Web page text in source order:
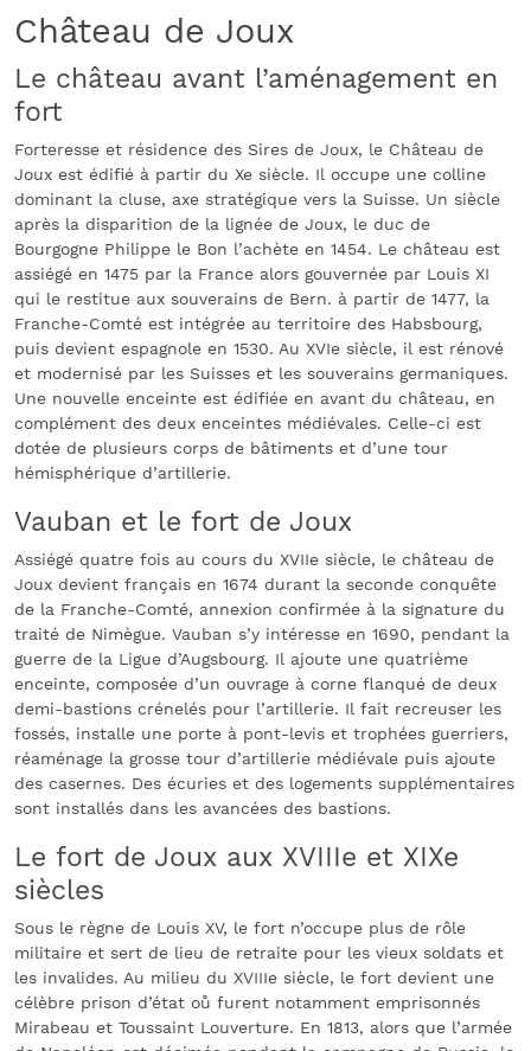
Château de Joux
Le château avant l’aménagement en
fort
Forteresse et résidence des Sires de Joux, le Château de
Joux est édifié à partir du Xe siècle. Il occupe une colline
dominant la cluse, axe stratégique vers la Suisse. Un siècle
après la disparition de la lignée de Joux, le duc de
Bourgogne Philippe le Bon l’achète en 1454. Le château est
assiégé en 1475 par la France alors gouvernée par Louis XI
qui le restitue aux souverains de Bern. à partir de 1477, la
Franche-Comté est intégrée au territoire des Habsbourg,
puis devient espagnole en 1530. Au XVIe siècle, il est rénové
et modernisé par les Suisses et les souverains germaniques.
Une nouvelle enceinte est édifiée en avant du château, en
complément des deux enceintes médiévales. Celle-ci est
dotée de plusieurs corps de bâtiments et d’une tour
hémisphérique d’artillerie.
Vauban et le fort de Joux
Assiégé quatre fois au cours du XVIIe siècle, le château de
Joux devient français en 1674 durant la seconde conquête
de la Franche-Comté, annexion confirmée à la signature du
traité de Nimègue. Vauban s’y intéresse en 1690, pendant la
guerre de la Ligue d’Augsbourg. Il ajoute une quatrième
enceinte, composée d’un ouvrage à corne flanqué de deux
demi-bastions crénelés pour l’artillerie. Il fait recreuser les
fossés, installe une porte à pont-levis et trophées guerriers,
réaménage la grosse tour d’artillerie médiévale puis ajoute
des casernes. Des écuries et des logements supplémentaires
sont installés dans les avancées des bastions.
Le fort de Joux aux XVIIIe et XIXe
siècles
Sous le règne de Louis XV, le fort n’occupe plus de rôle
militaire et sert de lieu de retraite pour les vieux soldats et
les invalides. Au milieu du XVIIIe siècle, le fort devient une
célèbre prison d’état oů furent notamment emprisonnés
Mirabeau et Toussaint Louverture. En 1813, alors que l’armée